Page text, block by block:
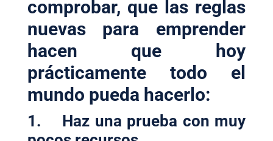
comprobar, que las reglas
nuevas para emprender
hacen que hoy
prácticamente todo el
mundo pueda hacerlo:
1. Haz una prueba con muy